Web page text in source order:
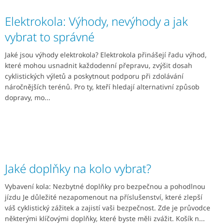
Elektrokola: Výhody, nevýhody a jak
vybrat to správné
Jaké jsou výhody elektrokola? Elektrokola přinášejí řadu výhod,
které mohou usnadnit každodenní přepravu, zvýšit dosah
cyklistických výletů a poskytnout podporu při zdolávání
náročnějších terénů. Pro ty, kteří hledají alternativní způsob
dopravy, mo...
Jaké doplňky na kolo vybrat?
Vybavení kola: Nezbytné doplňky pro bezpečnou a pohodlnou
jízdu Je důležité nezapomenout na příslušenství, které zlepší
váš cyklistický zážitek a zajistí vaši bezpečnost. Zde je průvodce
některými klíčovými doplňky, které byste měli zvážit. Košík n...